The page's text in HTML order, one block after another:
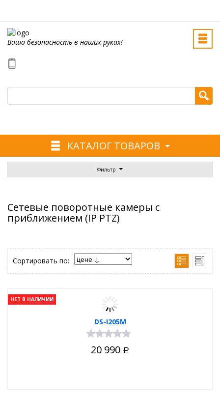
Ваша безопасность в наших руках!
КАТАЛОГ ТОВАРОВ
Фильтр
Сетевые поворотные камеры с
приближением (IP PTZ)
Сортировать по:
DS-I205M
НЕТ В НАЛИЧИИ
20 990 Р